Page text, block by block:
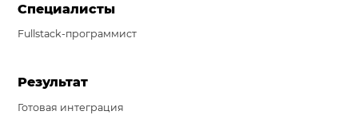
Блог
Специалисты
Fullstack-программист
Результат
Готовая интеграция